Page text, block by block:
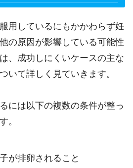
用しているにもかかわらず妊
の原因が影響している可能性
、成功しにくいケースの主な
いて詳しく見ていきます。
には以下の複数の条件が整っ
。
が排卵されること